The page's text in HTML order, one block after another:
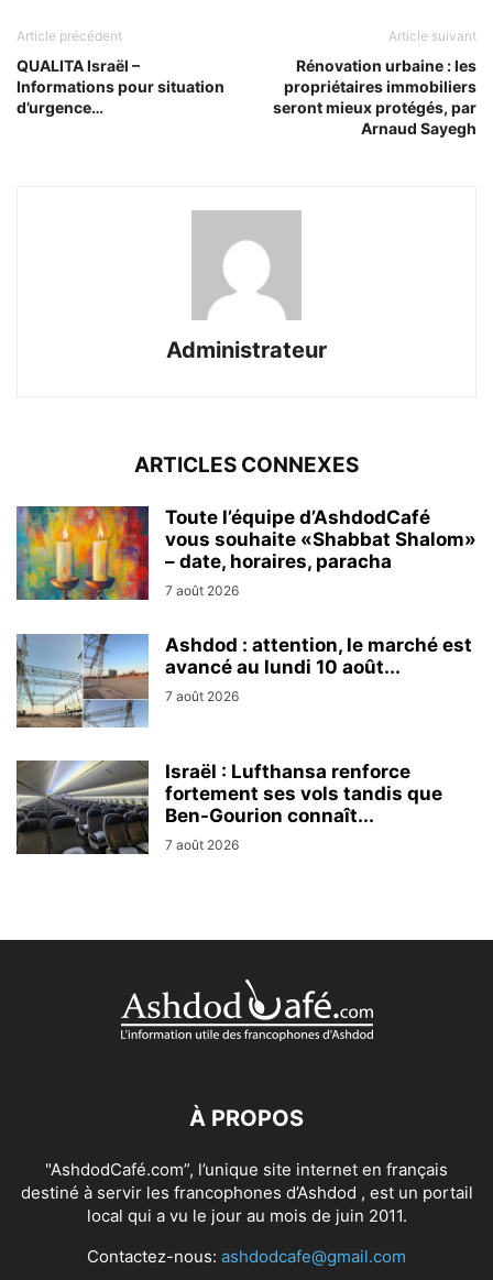
Article précédent
QUALITA Israël –
Informations pour situation
d’urgence…
Article suivant
Rénovation urbaine : les
propriétaires immobiliers
seront mieux protégés, par
Arnaud Sayegh
Administrateur
ARTICLES CONNEXES
Toute l’équipe d’AshdodCafé
vous souhaite «Shabbat Shalom»
– date, horaires, paracha
7 août 2026
Ashdod : attention, le marché est
avancé au lundi 10 août...
7 août 2026
Israël : Lufthansa renforce
fortement ses vols tandis que
Ben-Gourion connaît...
7 août 2026
À PROPOS
"AshdodCafé.com”, l’unique site internet en français
destiné à servir les francophones d’Ashdod , est un portail
local qui a vu le jour au mois de juin 2011.
Contactez-nous: ashdodcafe@gmail.com